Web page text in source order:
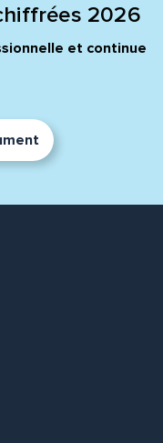
2026
et continue